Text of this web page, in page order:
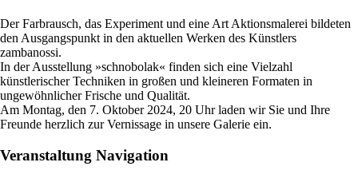
Der Farbrausch, das Experiment und eine Art Aktionsmalerei bildeten
den Ausgangspunkt in den aktuellen Werken des Künstlers
zambanossi.
In der Ausstellung »schnobolak« finden sich eine Vielzahl
künstlerischer Techniken in großen und kleineren Formaten in
ungewöhnlicher Frische und Qualität.
Am Montag, den 7. Oktober 2024, 20 Uhr laden wir Sie und Ihre
Freunde herzlich zur Vernissage in unsere Galerie ein.
Veranstaltung Navigation